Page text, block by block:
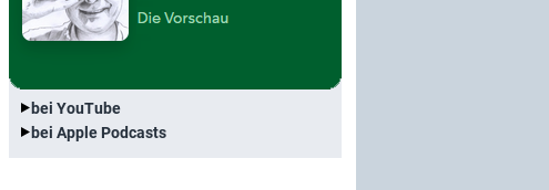
bei YouTube
bei Apple Podcasts